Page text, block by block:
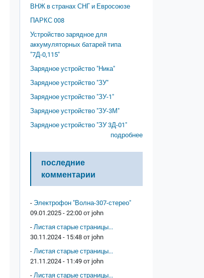
ВНЖ в странах СНГ и Евросоюзе
ПАРКС 008
Устройство зарядное для
аккумуляторных батарей типа
"7Д-0,115"
Зарядное устройство "Ника"
Зарядное устройство "ЗУ"
Зарядное устройство "ЗУ-1"
Зарядное устройство "ЗУ-3М"
Зарядное устройство "ЗУ 3Д-01"
подробнее
последние
комментарии
- Электрофон "Волна-307-стерео"
09.01.2025 - 22:00 от john
- Листая старые страницы...
30.11.2024 - 15:48 от john
- Листая старые страницы...
21.11.2024 - 11:49 от john
- Листая старые страницы...